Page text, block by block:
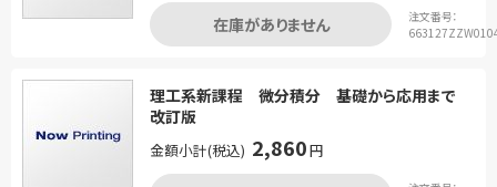
在庫がありません
注文番号：
理工系新課程 微分積分 基礎から応用まで
改訂版
金額小計(税込) 2,860円